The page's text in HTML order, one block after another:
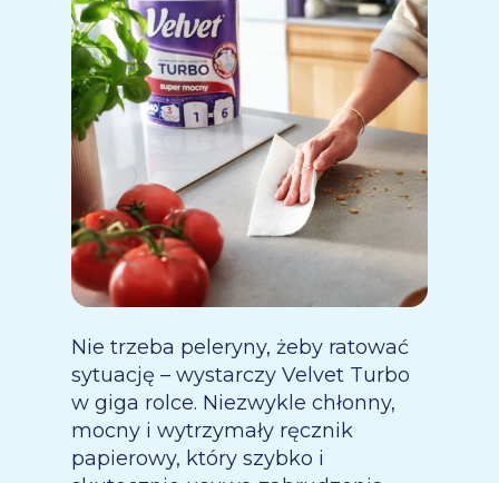
Nie trzeba peleryny, żeby ratować
sytuację – wystarczy Velvet Turbo
w giga rolce. Niezwykle chłonny,
mocny i wytrzymały ręcznik
papierowy, który szybko i